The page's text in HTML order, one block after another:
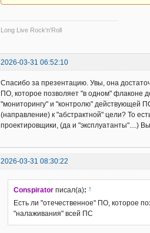
Long Live Rock'n'Roll
2026-03-31 06:52:10
Спасибо за презентацию. Увы, она
ПО, которое позволяет "в одном" флаконе
"мониторингу" и "контролю" действующей
(направление) к "абстрактной" цели? То
проектировщики, (да и "эксплуатанты"....)
2026-03-31 08:30:22
Conspirator писал(а): ↑
Есть ли "отечественное" ПО, которое
"налаживания" всей ПС